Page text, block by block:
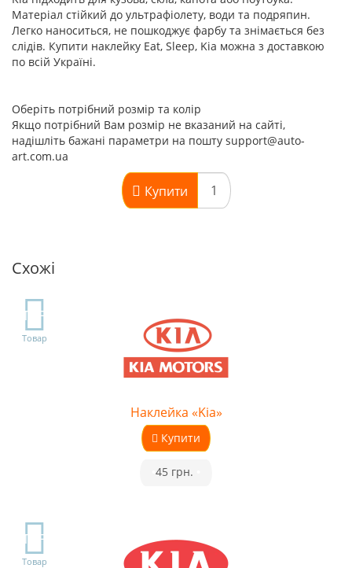
Матеріал стійкий до ультрафіолету, води та подряпин.
Легко наноситься, не пошкоджує фарбу та знімається без
слідів. Купити наклейку Eat, Sleep, Kia можна з доставкою
по всій Україні.
Оберіть потрібний розмір та колір
Якщо потрібний Вам розмір не вказаний на сайті,
надішліть бажані параметри на пошту support@auto-
art.com.ua
Купити
Схожі
TOP
Товар
Наклейка «Kia»
Купити
45 грн.
TOP
Товар